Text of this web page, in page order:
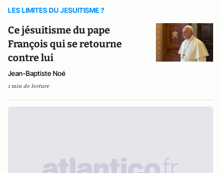
LES LIMITES DU JESUITISME ?
Ce jésuitisme du pape
François qui se retourne
contre lui
Jean-Baptiste Noé
1 min de lecture